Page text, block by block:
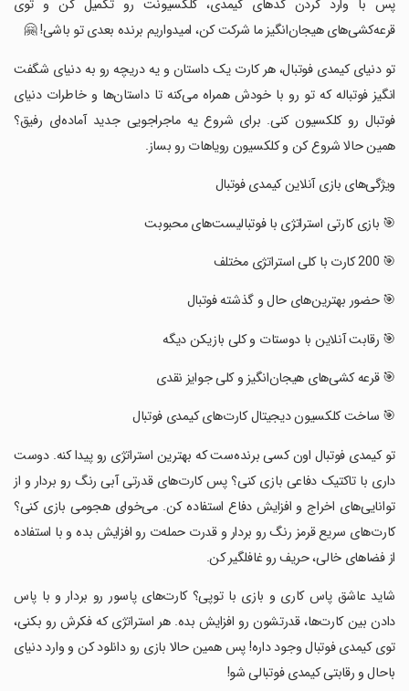
‏پس با وارد کردن کدهای کیمدی، کلکسیونت رو تکمیل کن و توی
قرعه‌کشی‌های هیجان‌انگیز ما شرکت کن، امیدواریم برنده بعدی تو باشی! 🤗
‏تو دنیای کیمدی فوتبال، هر کارت یک داستان و یه دریچه رو به دنیای شگفت
انگیز فوتباله که تو رو با خودش همراه می‌کنه تا داستان‌ها و خاطرات دنیای
فوتبال رو کلکسیون کنی. برای شروع یه ماجراجویی جدید آماده‌ای رفیق؟
همین حالا شروع کن و کلکسیون رویاهات رو بساز.
‏ویژگی‌های بازی آنلاین کیمدی فوتبال
‏🎯 بازی کارتی استراتژی با فوتبالیست‌های محبوبت
‏🎯 200 کارت با کلی استراتژی مختلف
‏🎯 حضور بهترین‌های حال و گذشته فوتبال
‏🎯 رقابت آنلاین با دوستات و کلی بازیکن دیگه
‏🎯 قرعه کشی‌های هیجان‌انگیز و کلی جوایز نقدی
‏🎯 ساخت کلکسیون دیجیتال کارت‌های کیمدی فوتبال
‏تو کیمدی فوتبال اون کسی برنده‌ست که بهترین استراتژی رو پیدا کنه. دوست
داری با تاکتیک دفاعی بازی کنی؟ پس کارت‌های قدرتی آبی رنگ رو بردار و از
توانایی‌های اخراج و افزایش دفاع استفاده کن. می‌خوای هجومی بازی کنی؟
کارت‌های سریع قرمز رنگ رو بردار و قدرت حمله‌ت رو افزایش بده و با استفاده
از فضاهای خالی، حریف رو غافلگیر کن.
‏شاید عاشق پاس کاری و بازی با توپی؟ کارت‌های پاسور رو بردار و با پاس
دادن بین کارت‌ها، قدرتشون رو افزایش بده. هر استراتژی که فکرش رو بکنی،
توی کیمدی فوتبال وجود داره! پس همین حالا بازی رو دانلود کن و وارد دنیای
باحال و رقابتی کیمدی فوتبالی شو!